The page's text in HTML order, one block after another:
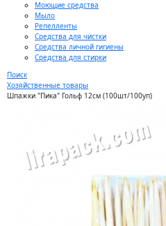
Моющие средства
Мыло
Репелленты
Средства для чистки
Средства личной гигиены
Средства для стирки
Поиск
Хозяйственные товары
Шпажки "Пика" Гольф 12см (100шт/100уп)